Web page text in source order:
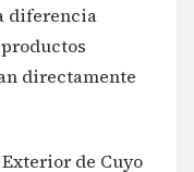
diferencia
directamente
de Cuyo